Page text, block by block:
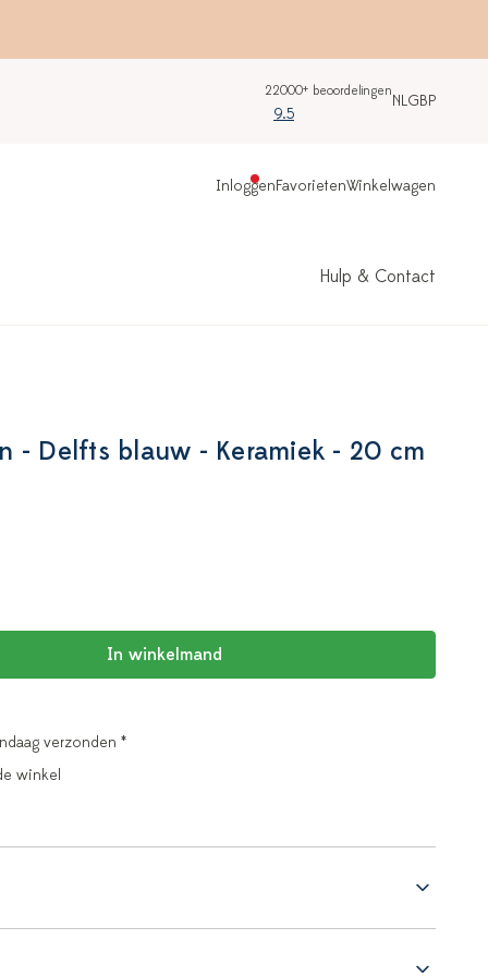
22000+ beoordelingen
9.5
NLGBP
InloggenFavorietenWinkelwagen
Hulp & Contact
- Delfts blauw - Keramiek - 20 cm
In winkelmand
verzonden *
winkel